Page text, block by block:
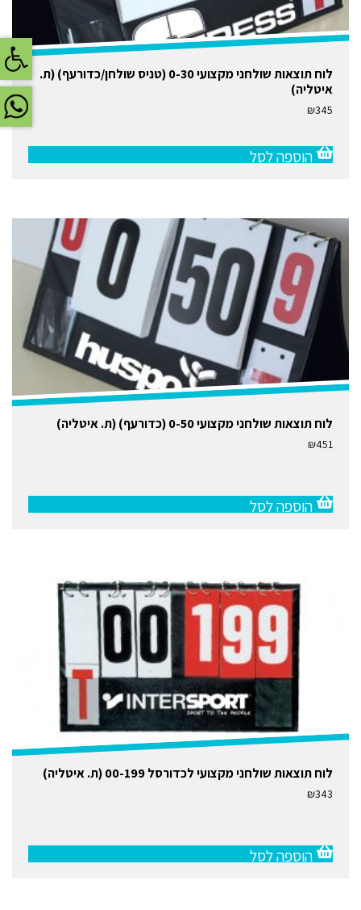
לוח תוצאות שולחני מקצועי 0-30 (טניס שולחן/כדורעף) (ת.
איטליה)
₪345
הוספה לסל
לוח תוצאות שולחני מקצועי 0-50 (כדורעף) (ת. איטליה)
₪451
הוספה לסל
לוח תוצאות שולחני מקצועי לכדורסל 00-199 (ת. איטליה)
₪343
הוספה לסל